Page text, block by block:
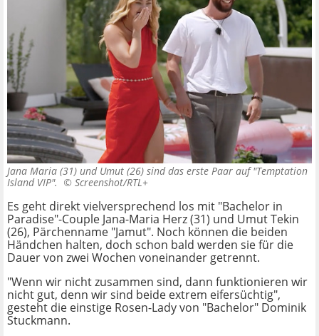
Jana Maria (31) und Umut (26) sind das erste Paar auf "Temptation
Island VIP". © Screenshot/RTL+
Es geht direkt vielversprechend los mit "Bachelor in
Paradise"-Couple Jana-Maria Herz (31) und Umut Tekin
(26), Pärchenname "Jamut". Noch können die beiden
Händchen halten, doch schon bald werden sie für die
Dauer von zwei Wochen voneinander getrennt.
"Wenn wir nicht zusammen sind, dann funktionieren wir
nicht gut, denn wir sind beide extrem eifersüchtig",
gesteht die einstige Rosen-Lady von "Bachelor" Dominik
Stuckmann.